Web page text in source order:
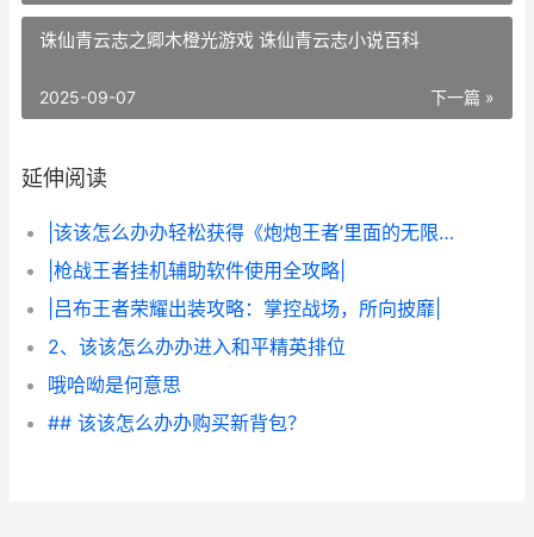
诛仙青云志之卿木橙光游戏 诛仙青云志小说百科
下一篇 »
2025-09-07
延伸阅读
|该该怎么办办轻松获得《炮炮王者’里面的无限金币和星星|
|枪战王者挂机辅助软件使用全攻略|
|吕布王者荣耀出装攻略：掌控战场，所向披靡|
2、该该怎么办办进入和平精英排位
哦哈呦是何意思
## 该该怎么办办购买新背包？